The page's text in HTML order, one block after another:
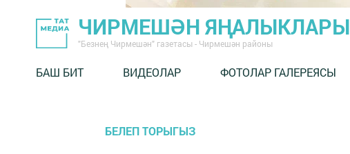
ЧИРМЕШӘН ЯҢАЛЫКЛАРЫ
"Безнең Чирмешән" газетасы - Чирмешән районы
БАШ БИТ ВИДЕОЛАР ФОТОЛАР ГАЛЕРЕЯСЫ
БЕЛЕП ТОРЫГЫЗ